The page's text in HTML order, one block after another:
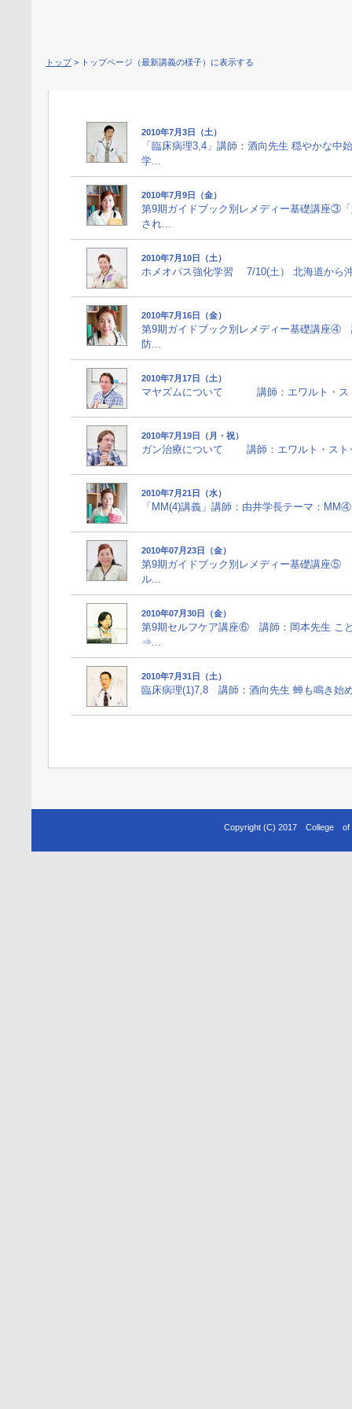
トップ> トップページ（最新講義の様子）に表示する
2010年7月3日（土）
「臨床病理3,4」講師：酒向先生 穏やかな中
学...
2010年7月9日（金）
第9期ガイドブック別レメディー基礎講座③
され...
2010年7月10日（土）
ホメオパス強化学習 7/10(土） 北海道から
2010年7月16日（金）
第9期ガイドブック別レメディー基礎講座④
防...
2010年7月17日（土）
マヤズムについて 講師：エワルト・スト
2010年7月19日（月・祝）
ガン治療について 講師：エワルト・スト
2010年7月21日（水）
「MM(4)講義」講師：由井学長テーマ：
2010年07月23日（金）
第9期ガイドブック別レメディー基礎講座⑤
ル...
2010年07月30日（金）
第9期セルフケア講座⑥ 講師：岡本先生 こ
⇒...
2010年7月31日（土）
臨床病理(1)7,8 講師：酒向先生 蝉も鳴き始
Copyright (C) 2017 College